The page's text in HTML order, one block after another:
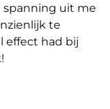
spanning uit me
te
effect had bij